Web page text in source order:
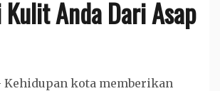
Anda Dari Asap
Kehidupan kota memberikan